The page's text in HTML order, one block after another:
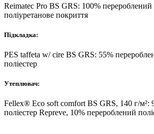
Reimatec Pro BS GRS: 100% перероблений
поліуретанове покриття
Підкладка:
PES taffeta w/ cire BS GRS: 55%
поліестер
Утеплювач:
Fellex® Eco soft comfort BS GRS, 140 г/м²:
поліестер Repreve, 10% перероблений